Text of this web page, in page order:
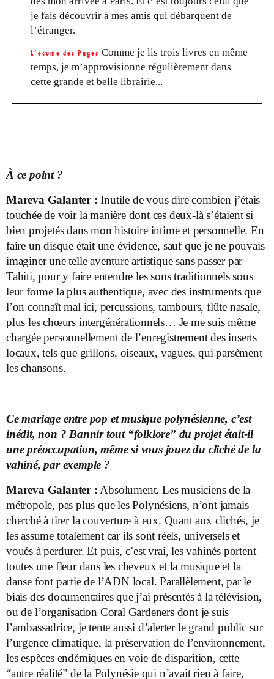
je fais découvrir à mes amis qui débarquent de
l’étranger.
L’écume des Pages Comme je lis trois livres en même
temps, je m’approvisionne régulièrement dans
cette grande et belle librairie...
À ce point ?
Mareva Galanter : Inutile de vous dire combien j’étais
touchée de voir la manière dont ces deux-là s’étaient si
bien projetés dans mon histoire intime et personnelle. En
faire un disque était une évidence, sauf que je ne pouvais
imaginer une telle aventure artistique sans passer par
Tahiti, pour y faire entendre les sons traditionnels sous
leur forme la plus authentique, avec des instruments que
l’on connaît mal ici, percussions, tambours, flûte nasale,
plus les chœurs intergénérationnels… Je me suis même
chargée personnellement de l’enregistrement des inserts
locaux, tels que grillons, oiseaux, vagues, qui parsèment
les chansons.
Ce mariage entre pop et musique polynésienne, c’est
inédit, non ? Bannir tout “folklore” du projet était-il
une préoccupation, même si vous jouez du cliché de la
vahiné, par exemple ?
Mareva Galanter : Absolument. Les musiciens de la
métropole, pas plus que les Polynésiens, n’ont jamais
cherché à tirer la couverture à eux. Quant aux clichés, je
les assume totalement car ils sont réels, universels et
voués à perdurer. Et puis, c’est vrai, les vahinés portent
toutes une fleur dans les cheveux et la musique et la
danse font partie de l’ADN local. Parallèlement, par le
biais des documentaires que j’ai présentés à la télévision,
ou de l’organisation Coral Gardeners dont je suis
l’ambassadrice, je tente aussi d’alerter le grand public sur
l’urgence climatique, la préservation de l’environnement,
les espèces endémiques en voie de disparition, cette
“autre réalité” de la Polynésie qui n’avait rien à faire,